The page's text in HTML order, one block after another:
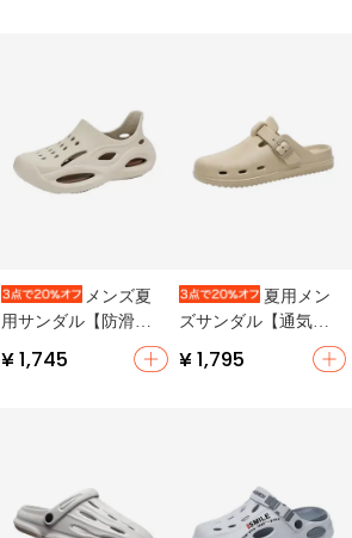
メンズ夏
用サンダル【防滑・
包頭・柔らかいソー
ル・ビーチ用】
¥ 1,745
夏用メン
ズサンダル【通気
性・防滑・ビーチ対
応】
¥ 1,795